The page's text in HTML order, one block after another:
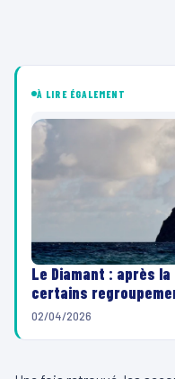
À LIRE ÉGALEMENT
Le Diamant : après
certains
02/04/2026